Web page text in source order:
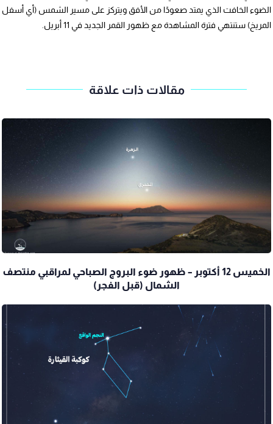
الضوء الخافت الذي يمتد صعودًا من الأفق ويتركز على مسير الشمس (أي أسفل
المريخ) ستنتهي فترة المشاهدة مع ظهور القمر الجديد في 11 أبريل.
مقالات ذات علاقة
الخميس 12 أكتوبر – ظهور ضوء البروج الصباحي لمراقبي منتصف
الشمال (قبل الفجر)